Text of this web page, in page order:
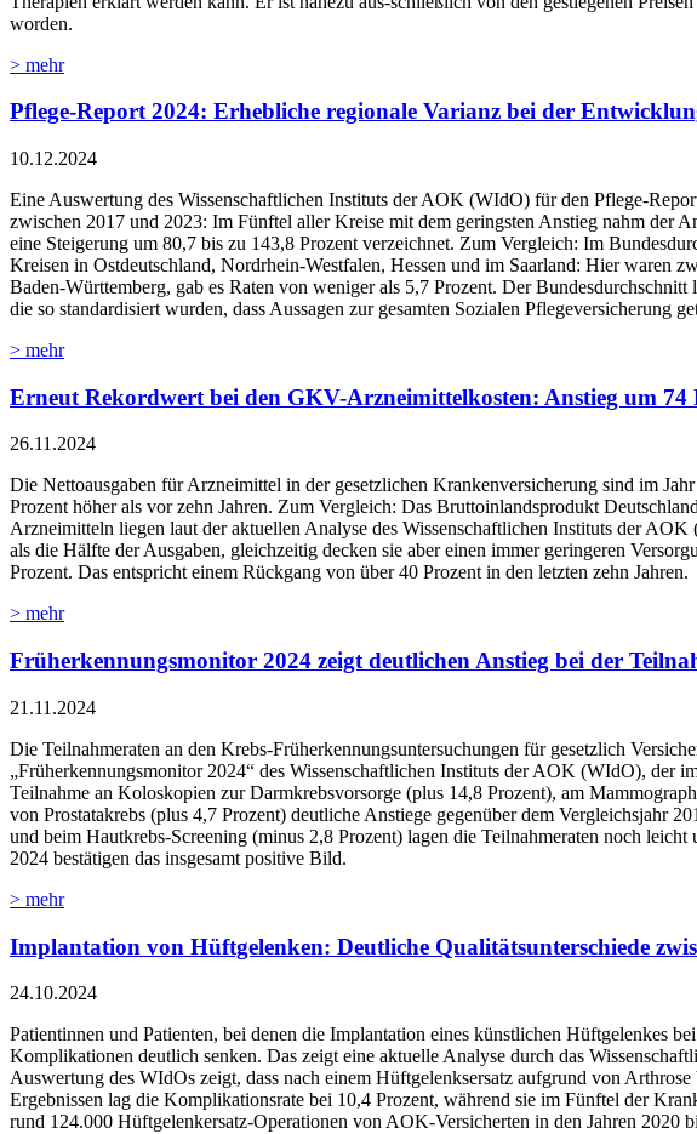
worden.
> mehr
Pflege-Report 2024: Erhebliche regionale Varianz bei der
10.12.2024
Eine Auswertung des Wissenschaftlichen Instituts der AOK (WIdO) für den Pflege-
zwischen 2017 und 2023: Im Fünftel aller Kreise mit dem geringsten Anstieg nahm der
eine Steigerung um 80,7 bis zu 143,8 Prozent verzeichnet. Zum Vergleich: Im
Kreisen in Ostdeutschland, Nordrhein-Westfalen, Hessen und im Saarland: Hier waren
Baden-Württemberg, gab es Raten von weniger als 5,7 Prozent. Der
die so standardisiert wurden, dass Aussagen zur gesamten Sozialen Pflegeversicherung
> mehr
Erneut Rekordwert bei den GKV-Arzneimittelkosten: Anstieg um 74
26.11.2024
Die Nettoausgaben für Arzneimittel in der gesetzlichen Krankenversicherung sind im
Prozent höher als vor zehn Jahren. Zum Vergleich: Das Bruttoinlandsprodukt
Arzneimitteln liegen laut der aktuellen Analyse des Wissenschaftlichen Instituts der
als die Hälfte der Ausgaben, gleichzeitig decken sie aber einen immer geringeren
Prozent. Das entspricht einem Rückgang von über 40 Prozent in den letzten zehn Jahren.
> mehr
Früherkennungsmonitor 2024 zeigt deutlichen Anstieg bei der
21.11.2024
Die Teilnahmeraten an den Krebs-Früherkennungsuntersuchungen für gesetzlich
„Früherkennungsmonitor 2024“ des Wissenschaftlichen Instituts der AOK (WIdO), der
Teilnahme an Koloskopien zur Darmkrebsvorsorge (plus 14,8 Prozent), am
von Prostatakrebs (plus 4,7 Prozent) deutliche Anstiege gegenüber dem Vergleichsjahr
und beim Hautkrebs-Screening (minus 2,8 Prozent) lagen die Teilnahmeraten noch
2024 bestätigen das insgesamt positive Bild.
> mehr
Implantation von Hüftgelenken: Deutliche Qualitätsunterschiede
24.10.2024
Patientinnen und Patienten, bei denen die Implantation eines künstlichen Hüftgelenkes
Komplikationen deutlich senken. Das zeigt eine aktuelle Analyse durch das
Auswertung des WIdOs zeigt, dass nach einem Hüftgelenksersatz aufgrund von
Ergebnissen lag die Komplikationsrate bei 10,4 Prozent, während sie im Fünftel der
rund 124.000 Hüftgelenkersatz-Operationen von AOK-Versicherten in den Jahren 2020